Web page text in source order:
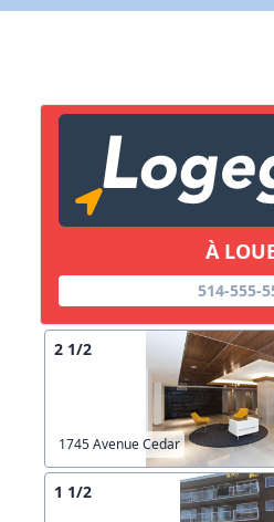
À
514-555-
2 1/2
1745 Avenue Cedar
1 1/2
X
Lien vers inscription (sera
Copier lien
X